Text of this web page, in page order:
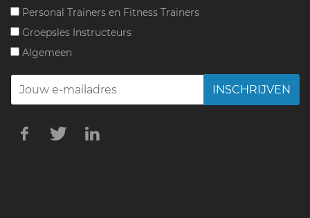
Personal Trainers en Fitness Trainers
Groepsles Instructeurs
Algemeen
INSCHRIJVEN